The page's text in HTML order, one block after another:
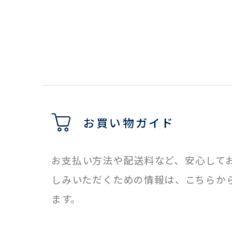
お買い物ガイド
お支払い方法や配送料など、安心して
しみいただくための情報は、こちらか
ます。